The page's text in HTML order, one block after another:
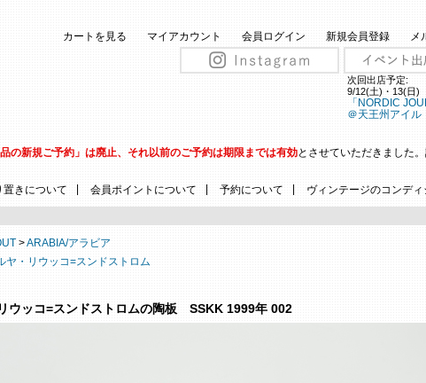
カートを見る
マイアカウント 会員ログイン 新規会員登録 メ
次回出店予定:
9/12(土)・13(日)
「NORDIC
＠天王州アイル
品の新規ご予約」は廃止、それ以前のご予約は期限までは有効とさせていただきました
置きについて
会員ポイントについて 予約について ヴィンテージのコンデ
>ARABIA/アラビア
ヤ・リウッコ=スンドストロム
ッコ=スンドストロムの陶板 SSKK 1999年 002